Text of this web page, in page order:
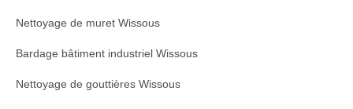
Nettoyage de muret Wissous
Bardage bâtiment industriel Wissous
Nettoyage de gouttières Wissous